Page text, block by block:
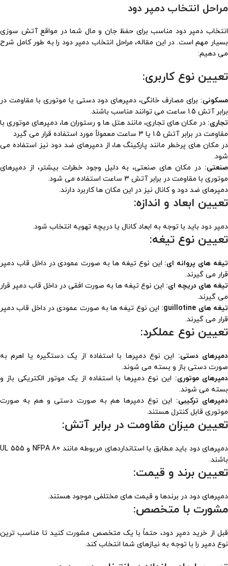
مراحل انتخاب دمپر دود
انتخاب دمپر دود مناسب برای حفظ جان و مال شما در مواقع آتش سوزی
بسیار مهم است. در این مقاله، مراحل انتخاب دمپر دود را به طور کامل شرح
می دهیم:
تعیین نوع کاربری:
مسکونی: برای مصارف خانگی، دمپرهای دود دستی یا موتوری با مقاومت در
برابر آتش 1.5 ساعت می توانند مناسب باشند.
تجاری: در مکان های تجاری، مانند هتل ها و رستوران ها، دمپرهای موتوری با
مقاومت در برابر آتش 1.5 یا 3 ساعت معمولاً مورد استفاده قرار می گیرد
در مکان های پرخطر مانند پارکینگ ها، از دمپرهای ضد دود نیز استفاده می
شود.
صنعتی: در مکان های صنعتی، به دلیل وجود خطرات بیشتر، از دمپرهای
موتوری با مقاومت در برابر آتش 3 ساعت استفاده می شود.
دمپرهای ضد دود و کانال نیز در این مکان ها کاربرد دارند.
تعیین ابعاد و اندازه:
دمپر دود باید با توجه به ابعاد کانال یا دریچه تهویه انتخاب شود.
تعیین نوع تیغه:
تیغه های پروانه ای: این نوع تیغه ها به صورت عمودی در داخل قاب دمپر
قرار می گیرند.
تیغه های دریچه ای: این نوع تیغه ها به صورت افقی در داخل قاب دمپر قرار
می گیرند.
تیغه های guillotine
: این نوع تیغه ها به صورت عمودی در داخل قاب دمپر
قرار می گیرند.
تعیین نوع عملکرد:
دمپرهای دستی: این نوع دمپرها با استفاده از یک دستگیره یا اهرم به
صورت دستی باز و بسته می شوند.
دمپرهای موتوری: این نوع دمپرها با استفاده از یک موتور الکتریکی باز و
بسته می شوند.
دمپرهای ترکیبی: این نوع دمپرها هم به صورت دستی و هم به صورت
موتوری قابل کنترل هستند.
تعیین میزان مقاومت در برابر آتش:
دمپرهای دود باید مطابق با استانداردهای مربوطه مانند NFPA 80 و UL 555
باشند.
تعیین برند و قیمت:
دمپرهای دود در برندها و قیمت های مختلفی موجود هستند.
مشورت با متخصص:
قبل از خرید دمپر دود، حتماً با یک متخصص مشورت کنید تا مناسب ترین
نوع دمپر را با توجه به نیازهای شما انتخاب کند.